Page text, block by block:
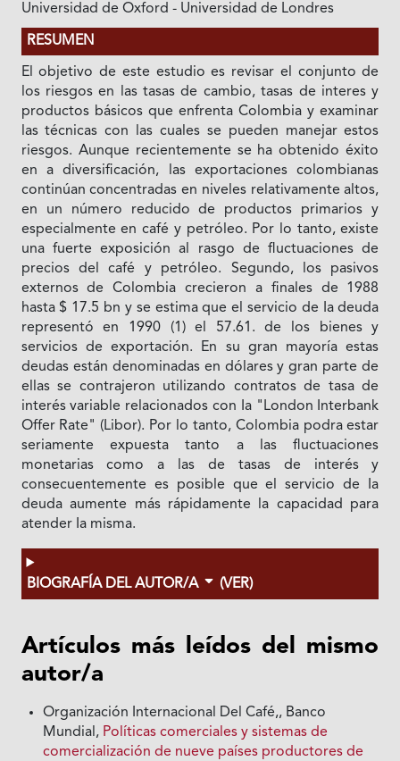
Universidad de Oxford - Universidad de Londres
RESUMEN
El objetivo de este estudio es revisar el conjunto de
los riesgos en las tasas de cambio, tasas de interes y
productos básicos que enfrenta Colombia y examinar
las técnicas con las cuales se pueden manejar estos
riesgos. Aunque recientemente se ha obtenido éxito
en a diversificación, las exportaciones colombianas
continúan concentradas en niveles relativamente altos,
en un número reducido de productos primarios y
especialmente en café y petróleo. Por lo tanto, existe
una fuerte exposición al rasgo de fluctuaciones de
precios del café y petróleo. Segundo, los pasivos
externos de Colombia crecieron a finales de 1988
hasta $ 17.5 bn y se estima que el servicio de Ia deuda
representó en 1990 (1) el 57.61. de los bienes y
servicios de exportación. En su gran mayoría estas
deudas están denominadas en dólares y gran parte de
ellas se contrajeron utilizando contratos de tasa de
interés variable relacionados con Ia "London Interbank
Offer Rate" (Libor). Por lo tanto, Colombia podra estar
seriamente expuesta tanto a las fluctuaciones
monetarias como a las de tasas de interés y
consecuentemente es posible que el servicio de Ia
deuda aumente más rápidamente la capacidad para
atender Ia misma.
BIOGRAFÍA DEL AUTOR/A (VER)
Artículos más leídos del mismo
autor/a
Organización Internacional Del Café,, Banco
Mundial, Políticas comerciales y sistemas de
comercialización de nueve países productores de